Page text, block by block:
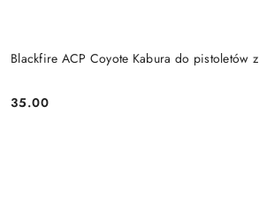
Blackfire ACP Coyote Kabura do pistoletów
Cena:
35.00